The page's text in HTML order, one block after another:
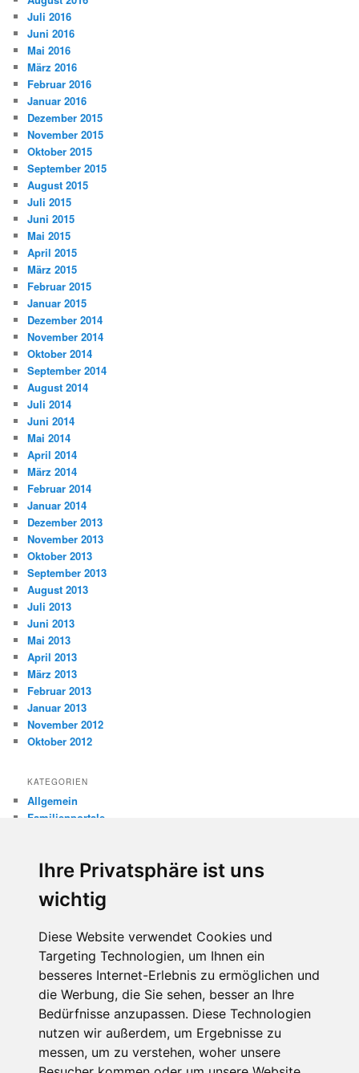
Ihre Privatsphäre ist uns
wichtig
Diese Website verwendet Cookies und
Targeting Technologien, um Ihnen ein
besseres Internet-Erlebnis zu ermöglichen und
die Werbung, die Sie sehen, besser an Ihre
Bedürfnisse anzupassen. Diese Technologien
nutzen wir außerdem, um Ergebnisse zu
messen, um zu verstehen, woher unsere
Juli 2016
Juni 2016
Mai 2016
März 2016
Februar 2016
Januar 2016
Dezember 2015
November 2015
Oktober 2015
September 2015
August 2015
Juli 2015
Juni 2015
Mai 2015
April 2015
März 2015
Februar 2015
Januar 2015
Dezember 2014
November 2014
Oktober 2014
September 2014
August 2014
Juli 2014
Juni 2014
Mai 2014
April 2014
März 2014
Februar 2014
Januar 2014
Dezember 2013
November 2013
Oktober 2013
September 2013
August 2013
Juli 2013
Juni 2013
Mai 2013
April 2013
März 2013
Februar 2013
Januar 2013
November 2012
Oktober 2012
KATEGORIEN
Allgemein
Familienportale
Internetsicherheit
Missbrauch
META
Anmelden
Eintrags-Feed
Kommentar-Feed
WordPress.org